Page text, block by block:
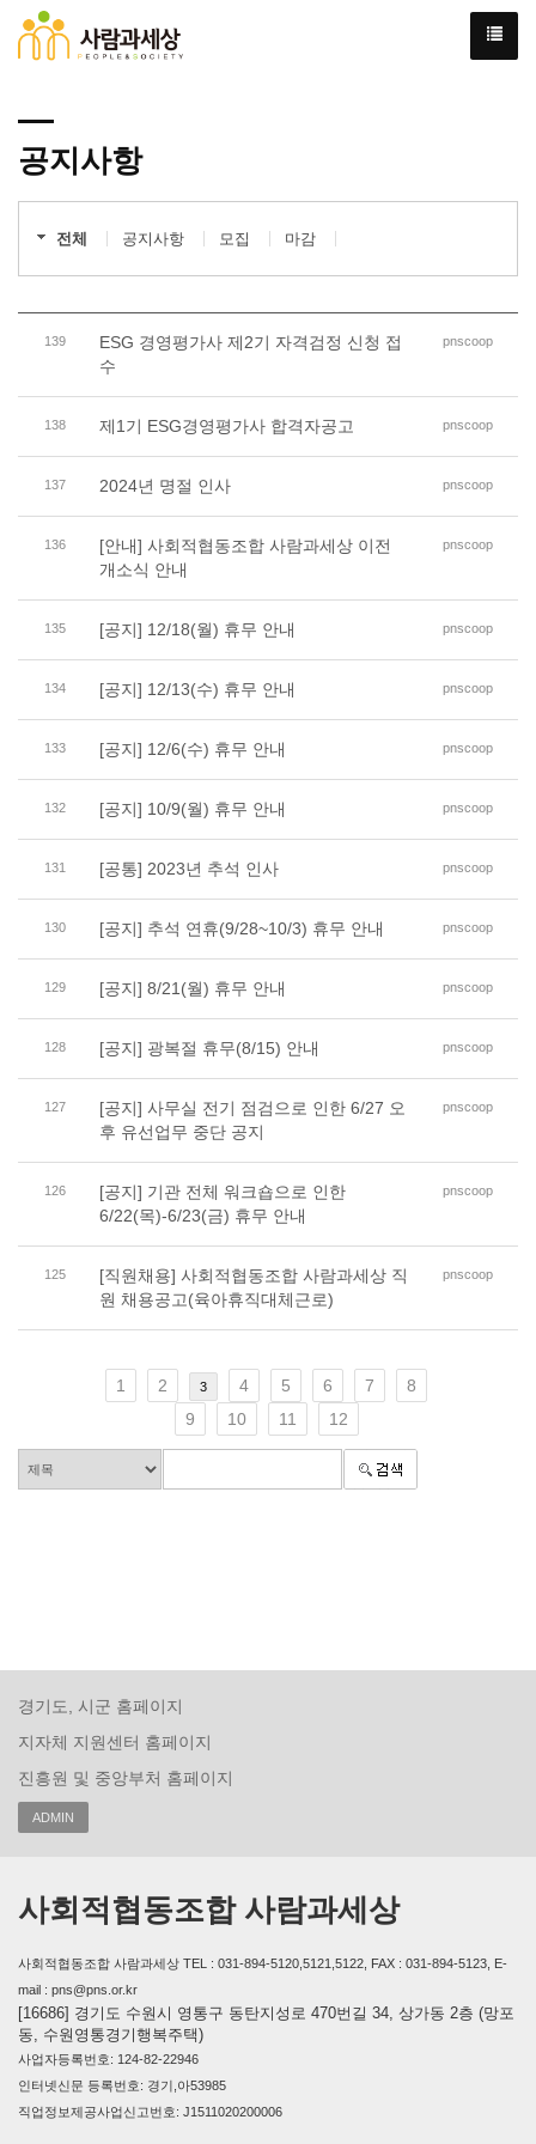
공지사항
전체 공지사항 모집 마감
139
ESG 경영평가사 제2기 자격검정 신청 접
수
pnscoop
138 제1기 ESG경영평가사 합격자공고 pnscoop
137 2024년 명절 인사 pnscoop
136
[안내] 사회적협동조합 사람과세상 이전
개소식 안내
pnscoop
135 [공지] 12/18(월) 휴무 안내 pnscoop
134 [공지] 12/13(수) 휴무 안내 pnscoop
133 [공지] 12/6(수) 휴무 안내 pnscoop
132 [공지] 10/9(월) 휴무 안내 pnscoop
131 [공통] 2023년 추석 인사 pnscoop
130 [공지] 추석 연휴(9/28~10/3) 휴무 안내 pnscoop
129 [공지] 8/21(월) 휴무 안내 pnscoop
128 [공지] 광복절 휴무(8/15) 안내 pnscoop
127
[공지] 사무실 전기 점검으로 인한 6/27 오
후 유선업무 중단 공지
pnscoop
126
[공지] 기관 전체 워크숍으로 인한
6/22(목)-6/23(금) 휴무 안내
pnscoop
125
[직원채용] 사회적협동조합 사람과세상 직
원 채용공고(육아휴직대체근로)
pnscoop
1 2 3 4 5 6 7
8
9
10 11 12
경기도, 시군 홈페이지
지자체 지원센터 홈페이지
진흥원 및 중앙부처 홈페이지
ADMIN
사회적협동조합 사람과세상
사회적협동조합 사람과세상 TEL : 031-894-5120,5121,5122, FAX : 031-894-5123, E-
mail : pns@pns.or.kr
[16686] 경기도 수원시 영통구 동탄지성로 470번길 34, 상가동 2층 (망포
동, 수원영통경기행복주택)
사업자등록번호: 124-82-22946
인터넷신문 등록번호: 경기,아53985
직업정보제공사업신고번호: J1511020200006